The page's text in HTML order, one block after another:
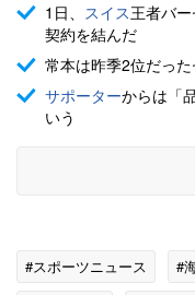
1日、 スイス王者バ
契約を結んだ
常本は昨季2位だっ
サポーターからは「
いう
#スポーツニュース #